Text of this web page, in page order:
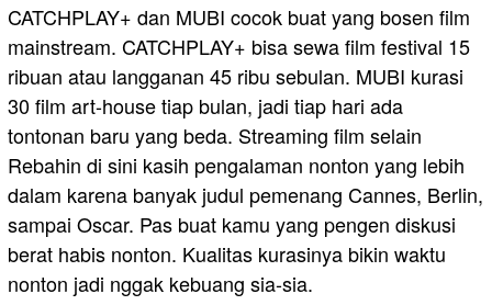
CATCHPLAY+ dan MUBI cocok buat yang bosen film
mainstream. CATCHPLAY+ bisa sewa film festival 15
ribuan atau langganan 45 ribu sebulan. MUBI kurasi
30 film art-house tiap bulan, jadi tiap hari ada
tontonan baru yang beda. Streaming film selain
Rebahin di sini kasih pengalaman nonton yang lebih
dalam karena banyak judul pemenang Cannes, Berlin,
sampai Oscar. Pas buat kamu yang pengen diskusi
berat habis nonton. Kualitas kurasinya bikin waktu
nonton jadi nggak kebuang sia-sia.